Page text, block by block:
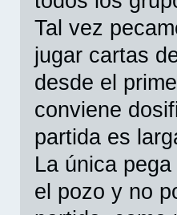
Tal vez
jugar cartas
desde el
conviene
partida es
La única
el pozo y no